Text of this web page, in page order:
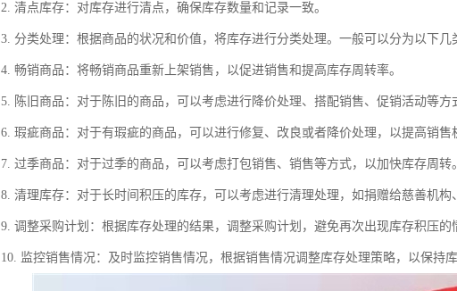
2. 清点库存：对库存进行清点，确保库存数量和记录一致。
3. 分类处理：根据商品的状况和价值，将库存进行分类处理。一般可以分为以下几
4. 畅销商品：将畅销商品重新上架销售，以促进销售和提高库存周转率。
5. 陈旧商品：对于陈旧的商品，可以考虑进行降价处理、搭配销售、促销活动等方
6. 瑕疵商品：对于有瑕疵的商品，可以进行修复、改良或者降价处理，以提高销售
7. 过季商品：对于过季的商品，可以考虑打包销售、销售等方式，以加快库存周转。
8. 清理库存：对于长时间积压的库存，可以考虑进行清理处理，如捐赠给慈善机构
9. 调整采购计划：根据库存处理的结果，调整采购计划，避免再次出现库存积压的
10. 监控销售情况：及时监控销售情况，根据销售情况调整库存处理策略，以保持库